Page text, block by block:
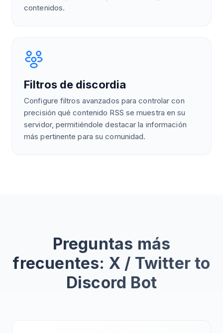
contenidos.
Filtros de discordia
Configure filtros avanzados para controlar con
precisión qué contenido RSS se muestra en su
servidor, permitiéndole destacar la información
más pertinente para su comunidad.
Preguntas más
frecuentes: X / Twitter to
Discord Bot